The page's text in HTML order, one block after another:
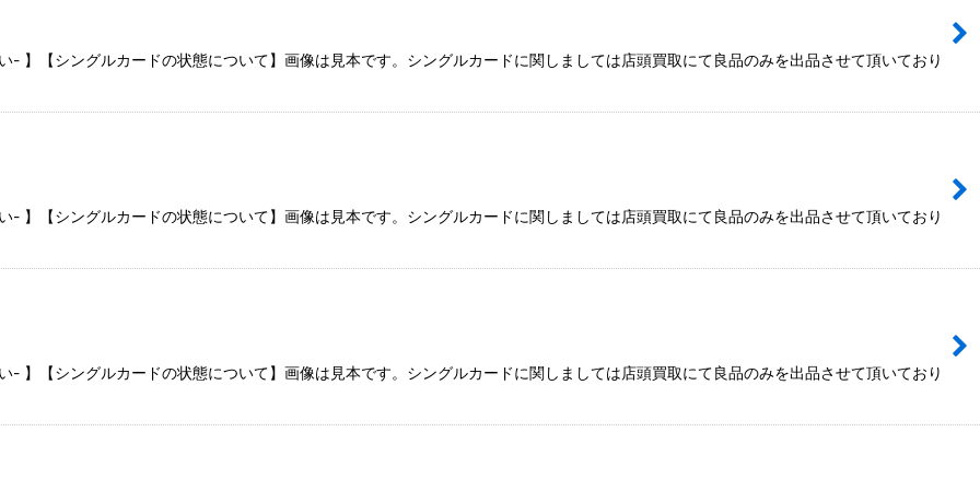
】【シングルカードの状態について】画像は見本です。シングルカードに関しましては店頭買取にて良品のみを出品させて頂いており
】【シングルカードの状態について】画像は見本です。シングルカードに関しましては店頭買取にて良品のみを出品させて頂いており
】【シングルカードの状態について】画像は見本です。シングルカードに関しましては店頭買取にて良品のみを出品させて頂いており